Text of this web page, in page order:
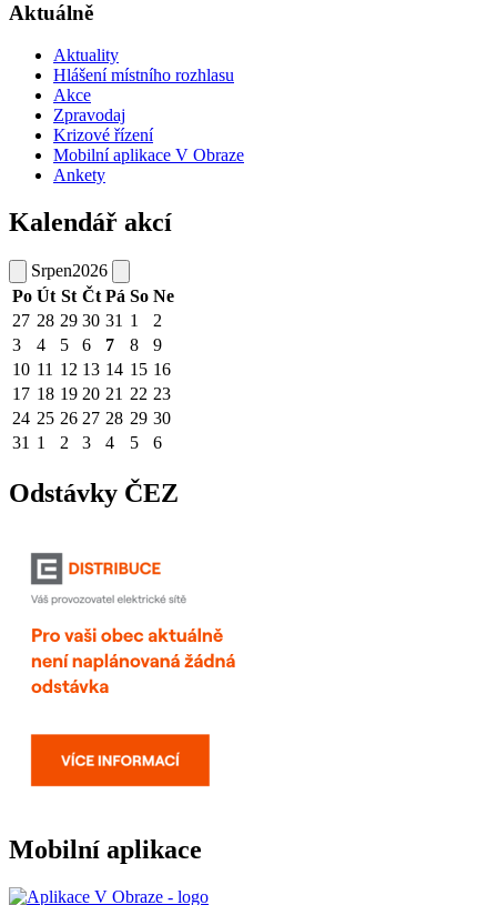
Aktuálně
Aktuality
Hlášení místního rozhlasu
Akce
Zpravodaj
Krizové řízení
Mobilní aplikace V Obraze
Ankety
Kalendář akcí
Srpen2026
Po Út St Čt Pá So Ne
27 28 29 30 31 1
2
3
4 5 6 7 8
9
10 11 12 13 14 15 16
17 18 19 20 21 22 23
24 25 26 27 28 29 30
31 1 2 3 4 5 6
Odstávky ČEZ
Mobilní aplikace